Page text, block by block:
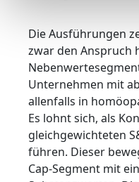
Die Ausführungen
zwar den Anspruch
Unternehmen mit
allenfalls in
Es lohnt sich, als
gleichgewichteten
führen. Dieser
Cap-Segment mit